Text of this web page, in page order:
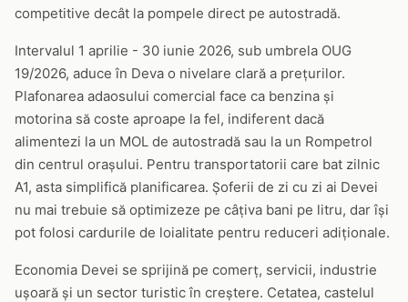
competitive decât la pompele direct pe autostradă.
Intervalul 1 aprilie - 30 iunie 2026, sub umbrela OUG
19/2026, aduce în Deva o nivelare clară a prețurilor.
Plafonarea adaosului comercial face ca benzina și
motorina să coste aproape la fel, indiferent dacă
alimentezi la un MOL de autostradă sau la un Rompetrol
din centrul orașului. Pentru transportatorii care bat zilnic
A1, asta simplifică planificarea. Șoferii de zi cu zi ai Devei
nu mai trebuie să optimizeze pe câțiva bani pe litru, dar își
pot folosi cardurile de loialitate pentru reduceri adiționale.
Economia Devei se sprijină pe comerț, servicii, industrie
ușoară și un sector turistic în creștere. Cetatea, castelul